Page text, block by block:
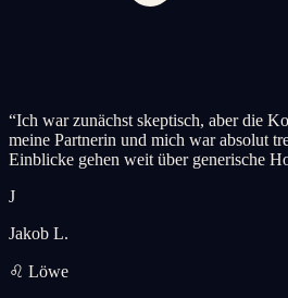
“Ich war zunächst skeptisch, aber die
meine Partnerin und mich war absolut
Einblicke gehen weit über generische
J
Jakob L.
♌ Löwe